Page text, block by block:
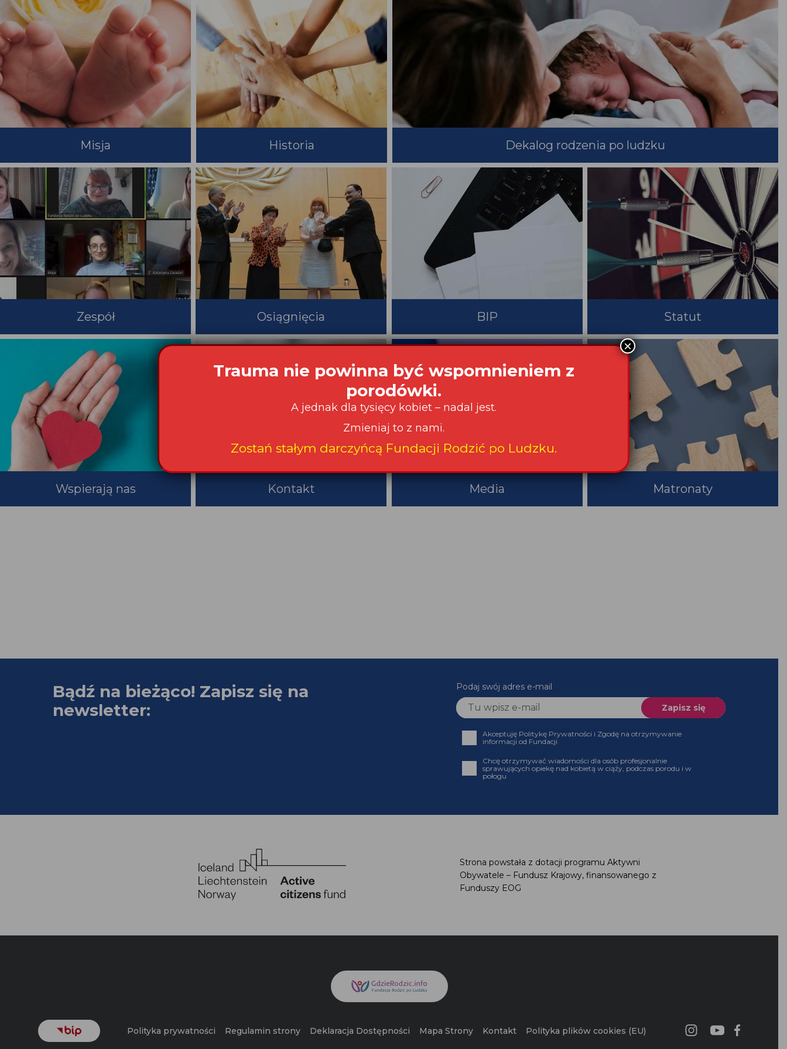
Misja Historia Dekalog rodzenia po ludzku
Zespół Osiągnięcia BIP Statut
Wspierają nas Kontakt Media Matronaty
Bądź na bieżąco! Zapisz się na
newsletter:
Podaj swój adres e-mail
Akceptuję Politykę Prywatności i Zgodę na otrzymywanie
informacji od Fundacji
Chcę otrzymywać wiadomości dla osób profesjonalnie
sprawujących opiekę nad kobietą w ciąży, podczas porodu i w
połogu
Strona powstała z dotacji programu Aktywni
Obywatele – Fundusz Krajowy, finansowanego z
Funduszy EOG
Polityka prywatności Regulamin strony Deklaracja Dostępności Mapa Strony Kontakt Polityka plików cookies (EU)
Trauma nie powinna być wspomnieniem z
porodówki.
A jednak dla tysięcy kobiet – nadal jest.
Zmieniaj to z nami.
Zostań stałym darczyńcą Fundacji Rodzić po Ludzku.
×